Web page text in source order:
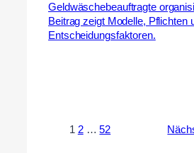
Geldwäschebeauftragte
Beitrag zeigt Modelle, Pflichten
Entscheidungsfaktoren.
1 2 … 52